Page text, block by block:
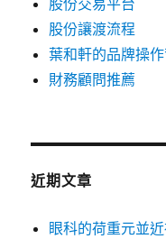
股份交易平台
股份讓渡流程
葉和軒的品牌操
財務顧問推薦
近期文章
眼科的荷重元並